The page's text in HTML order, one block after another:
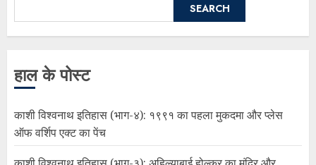
SEARCH
हाल के पोस्ट
काशी विश्वनाथ इतिहास (भाग-४): १९९१ का पहला मुकदमा और प्लेस
ऑफ वर्शिप एक्ट का पेंच